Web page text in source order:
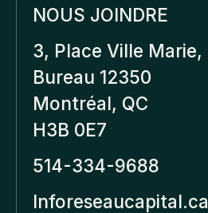
NOUS JOINDRE
3, Place Ville Marie,
Bureau 12350
Montréal, QC
H3B 0E7
514-334-9688
Inforeseaucapital.ca